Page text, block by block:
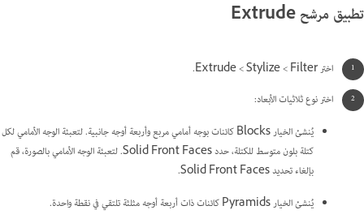
تطبيق مرشح Extrude
اختر Filter >‏ Stylize >‏ Extrude.
اختر نوع ثلاثيات الأبعاد:
يُنشئ الخيار Blocks كائنات بوجه أمامي مربع وأربعة أوجه جانبية. لتعبئة الوجه الأمامي لكل
كتلة بلون متوسط للكتلة، حدد Solid Front Faces. لتعبئة الوجه الأمامي بالصورة، قم
بإلغاء تحديد Solid Front Faces.
يُنشئ الخيار Pyramids كائنات ذات أربعة أوجه مثلثة تلتقي في نقطة واحدة.